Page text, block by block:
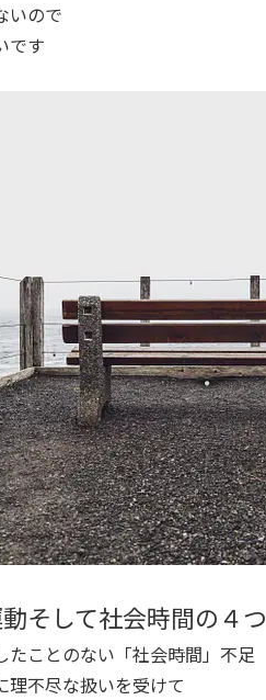
いので
です
そして社会時間の４つ
たことのない「社会時間」不足
理不尽な扱いを受けて